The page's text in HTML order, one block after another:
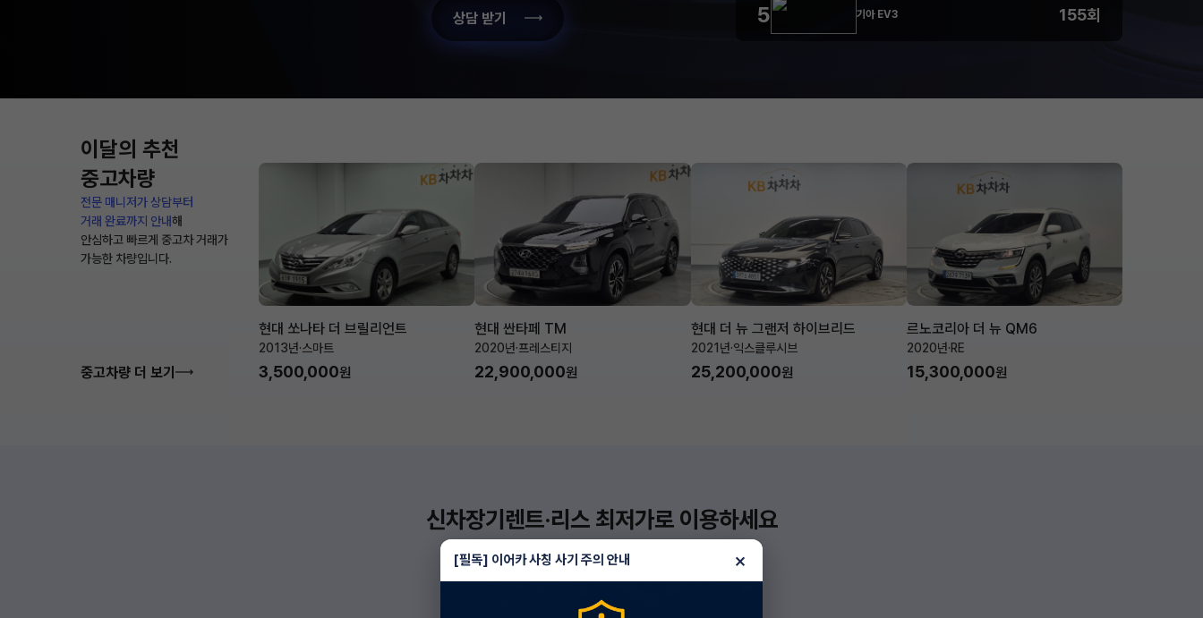
상담 받기 5 기아 EV3 155회
이달의 추천
중고차량
전문 매니저가 상담부터
거래 완료까지 안내해
안심하고 빠르게 중고차 거래가
가능한 차량입니다.
중고차량 더 보기
현대 쏘나타 더 브릴리언트
2013년·스마트
3,500,000원
현대 싼타페 TM
2020년·프레스티지
22,900,000원
현대 더 뉴 그랜저 하이브리드
2021년·익스클루시브
25,200,000원
르노코리아 더 뉴 QM6
2020년·RE
15,300,000원
신차장기렌트·리스 최저가로 이용하세요
[필독] 이어카 사칭 사기 주의 안내 ×